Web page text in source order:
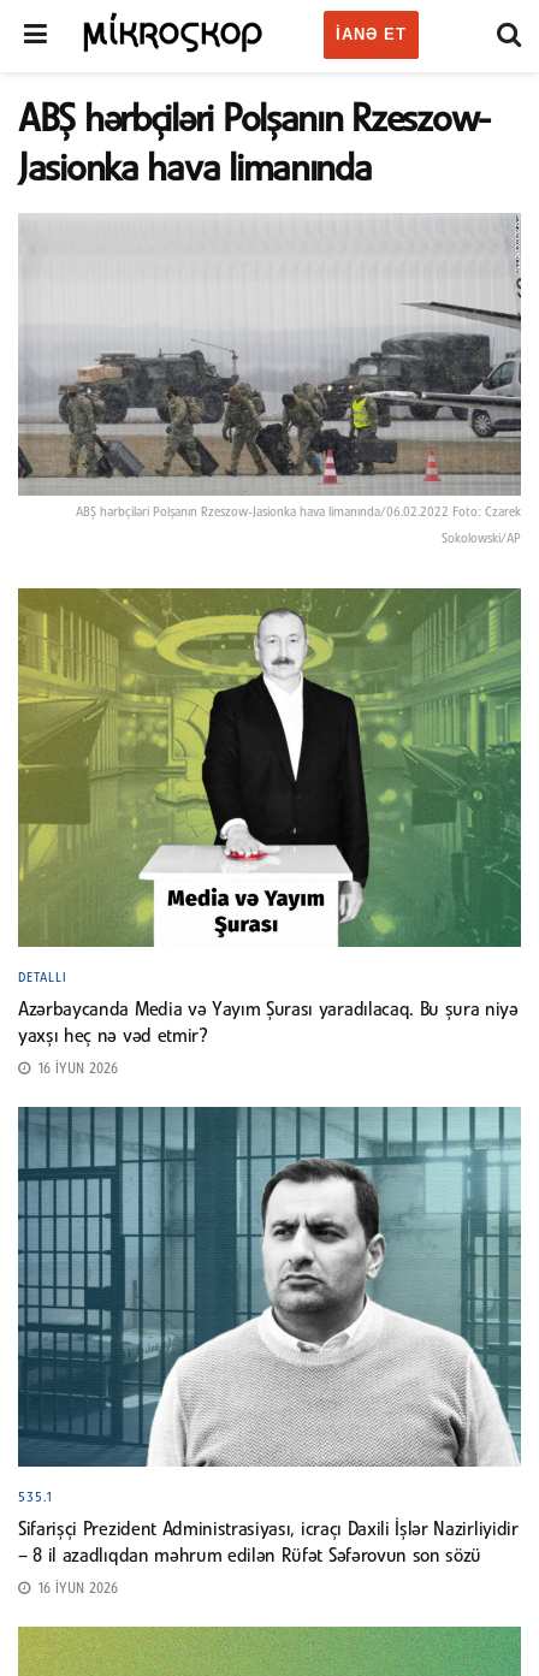
IANƏ ET
ABŞ hərbçiləri Polşanın Rzeszow-
Jasionka hava limanında
ABŞ hərbçiləri Polşanın Rzeszow-Jasionka hava limanında/06.02.2022 Foto: Czarek
Sokolowski/AP
DETALLI
Azərbaycanda Media və Yayım Şurası yaradılacaq. Bu şura niyə
yaxşı heç nə vəd etmir?
16 İYUN 2026
535.1
Sifarişçi Prezident Administrasiyası, icraçı Daxili İşlər Nazirliyidir
– 8 il azadlıqdan məhrum edilən Rüfət Səfərovun son sözü
16 İYUN 2026